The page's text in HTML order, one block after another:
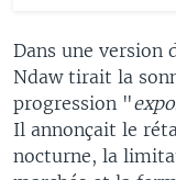
Dans une version
Ndaw tirait la
progression "
Il annonçait le
nocturne, la